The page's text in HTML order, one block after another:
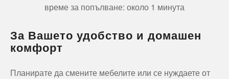
време за попълване: около 1 минута
За Вашето удобство и домашен
комфорт
Планирате да смените мебелите или се нуждаете от